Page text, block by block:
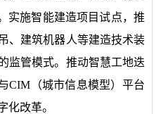
实施智能建造项目试点，推
、建筑机器人等建造技术装
监管模式。推动智慧工地迭
CIM（城市信息模型）平台
化改革。